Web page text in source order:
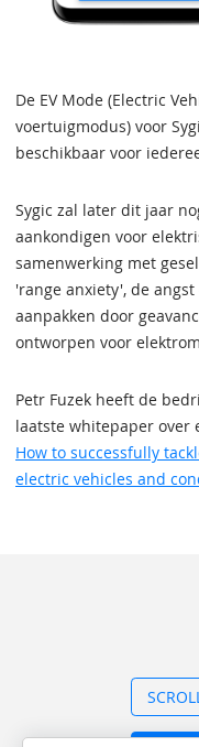
De EV Mode (Electric
voertuigmodus) voor
beschikbaar voor
Sygic zal later dit jaar
aankondigen voor
samenwerking met
'range anxiety', de
aanpakken door
ontworpen voor
Petr Fuzek heeft de
laatste whitepaper over
How to successfully
electric vehicles and